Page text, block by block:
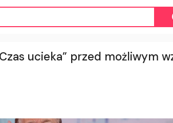
ucieka” przed możliwym